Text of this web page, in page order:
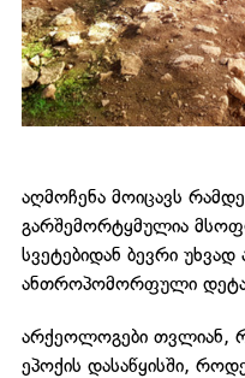
აღმოჩენა მოიცავს
გარშემორტყმულია
სვეტებიდან ბევრი
ანთროპომორფული
არქეოლოგები თვლიან,
ეპოქის დასაწყისში,